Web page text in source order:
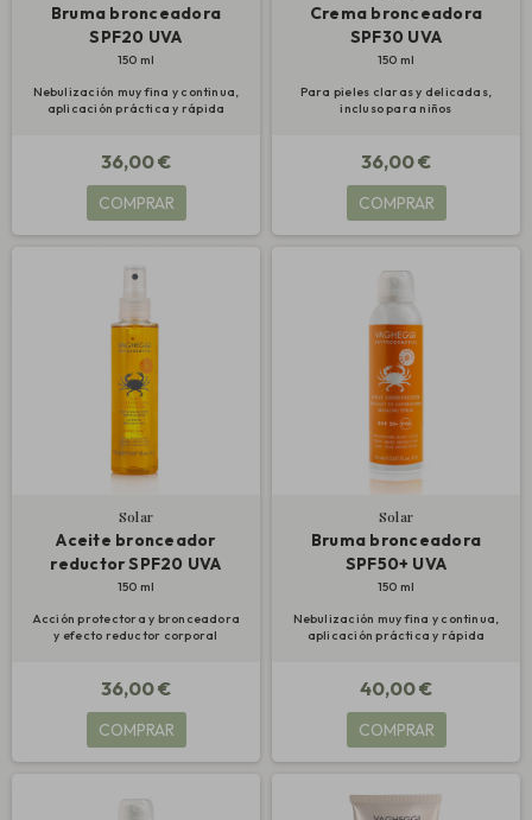
Bruma bronceadora
SPF20 UVA
150 ml
Nebulización muy fina y continua,
aplicación práctica y rápida
36,00 €
COMPRAR
Crema bronceadora
SPF30 UVA
150 ml
Para pieles claras y delicadas,
incluso para niños
36,00 €
COMPRAR
Solar
Aceite bronceador
reductor SPF20 UVA
150 ml
Acción protectora y bronceadora
y efecto reductor corporal
36,00 €
COMPRAR
Solar
Bruma bronceadora
SPF50+ UVA
150 ml
Nebulización muy fina y continua,
aplicación práctica y rápida
40,00 €
COMPRAR